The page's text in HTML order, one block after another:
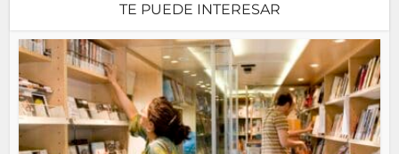
TE PUEDE INTERESAR